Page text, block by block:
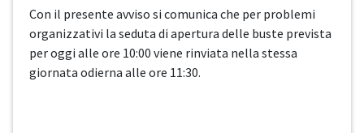
Con il presente avviso si comunica che per problemi
organizzativi la seduta di apertura delle buste prevista
per oggi alle ore 10:00 viene rinviata nella stessa
giornata odierna alle ore 11:30.